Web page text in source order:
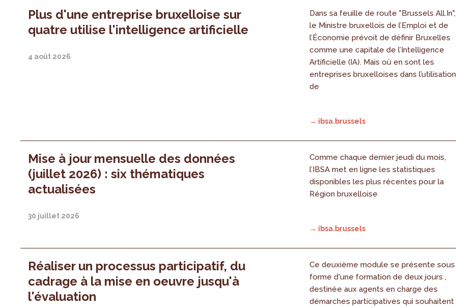
Plus d'une entreprise bruxelloise sur
quatre utilise l'intelligence artificielle
4 août 2026
Dans sa feuille de route "Brussels All.In",
le Ministre bruxellois de l’Emploi et de
l’Économie prévoit de définir Bruxelles
comme une capitale de l’Intelligence
Artificielle (IA). Mais où en sont les
entreprises bruxelloises dans l’utilisation
de
→ ibsa.brussels
Mise à jour mensuelle des données
(juillet 2026) : six thématiques
actualisées
30 juillet 2026
Comme chaque dernier jeudi du mois,
l’IBSA met en ligne les statistiques
disponibles les plus récentes pour la
Région bruxelloise
→ ibsa.brussels
Réaliser un processus participatif, du
cadrage à la mise en oeuvre jusqu'à
l'évaluation
Ce deuxième module se présente sous
forme d'une formation de deux jours ,
destinée aux agents en charge des
démarches participatives qui souhaitent